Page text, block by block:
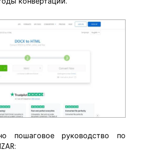
пошаговое руководство по